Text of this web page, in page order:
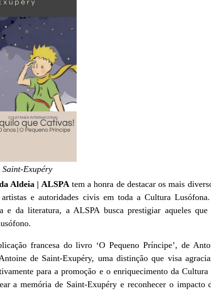
Exupéry
Aldeia | ALSPAtem a honra de destacar os mais
artistas e autoridades civis em toda a Cultura
e da literatura, a ALSPA busca prestigiar aqueles
francesa do livro ‘O Pequeno Príncipe’, de
de Saint-Exupéry, uma distinção que visa
para a promoção e o enriquecimento da Cultura
a memória de Saint-Exupéry e reconhecer o impacto